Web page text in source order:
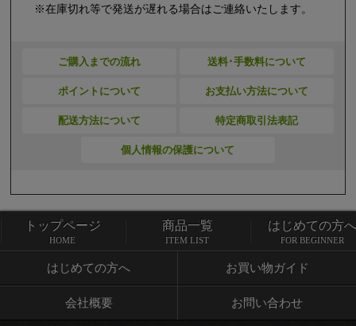
※在庫切れ等で発送が遅れる場合はご連絡いたします。
ご購入までの流れ 送料･手数料について
ポイントについて お支払い方法について
配送方法について 特定商取引法表記
個人情報の保護について
トップページ 商品一覧
はじめての方へ お買い物ガイド
会社概要 お問い合わせ
トップページ
HOME
商品一覧
ITEM LIST
はじめての方へ
FOR BEGINNER